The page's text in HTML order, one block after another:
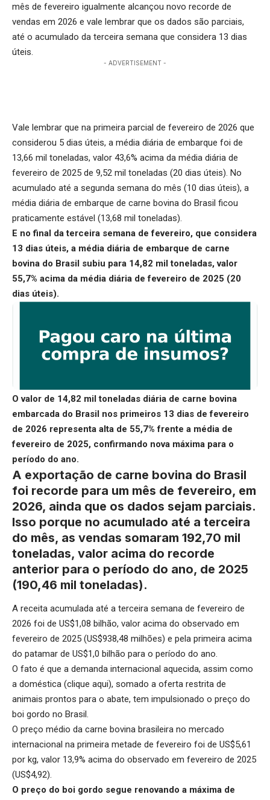
mês de fevereiro igualmente alcançou novo recorde de
vendas em 2026 e vale lembrar que os dados são parciais,
até o acumulado da terceira semana que considera 13 dias
úteis.
- ADVERTISEMENT -
Vale lembrar que na primeira parcial de fevereiro de 2026 que
considerou 5 dias úteis, a média diária de embarque foi de
13,66 mil toneladas, valor 43,6% acima da média diária de
fevereiro de 2025 de 9,52 mil toneladas (20 dias úteis). No
acumulado até a segunda semana do mês (10 dias úteis), a
média diária de embarque de carne bovina do Brasil ficou
praticamente estável (13,68 mil toneladas).
E no final da terceira semana de fevereiro, que considera
13 dias úteis, a média diária de embarque de carne
bovina do Brasil subiu para 14,82 mil toneladas, valor
55,7% acima da média diária de fevereiro de 2025 (20
dias úteis).
O valor de 14,82 mil toneladas diária de carne bovina
embarcada do Brasil nos primeiros 13 dias de fevereiro
de 2026 representa alta de 55,7% frente a média de
fevereiro de 2025, confirmando nova máxima para o
período do ano.
A exportação de carne bovina do Brasil
foi recorde para um mês de fevereiro, em
2026, ainda que os dados sejam parciais.
Isso porque no acumulado até a terceira
do mês, as vendas somaram 192,70 mil
toneladas, valor acima do recorde
anterior para o período do ano, de 2025
(190,46 mil toneladas).
A receita acumulada até a terceira semana de fevereiro de
2026 foi de US$1,08 bilhão, valor acima do observado em
fevereiro de 2025 (US$938,48 milhões) e pela primeira acima
do patamar de US$1,0 bilhão para o período do ano.
O fato é que a demanda internacional aquecida, assim como
a doméstica (clique aqui), somado a oferta restrita de
animais prontos para o abate, tem impulsionado o preço do
boi gordo no Brasil.
O preço médio da carne bovina brasileira no mercado
internacional na primeira metade de fevereiro foi de US$5,61
por kg, valor 13,9% acima do observado em fevereiro de 2025
(US$4,92).
O preço do boi gordo segue renovando a máxima de